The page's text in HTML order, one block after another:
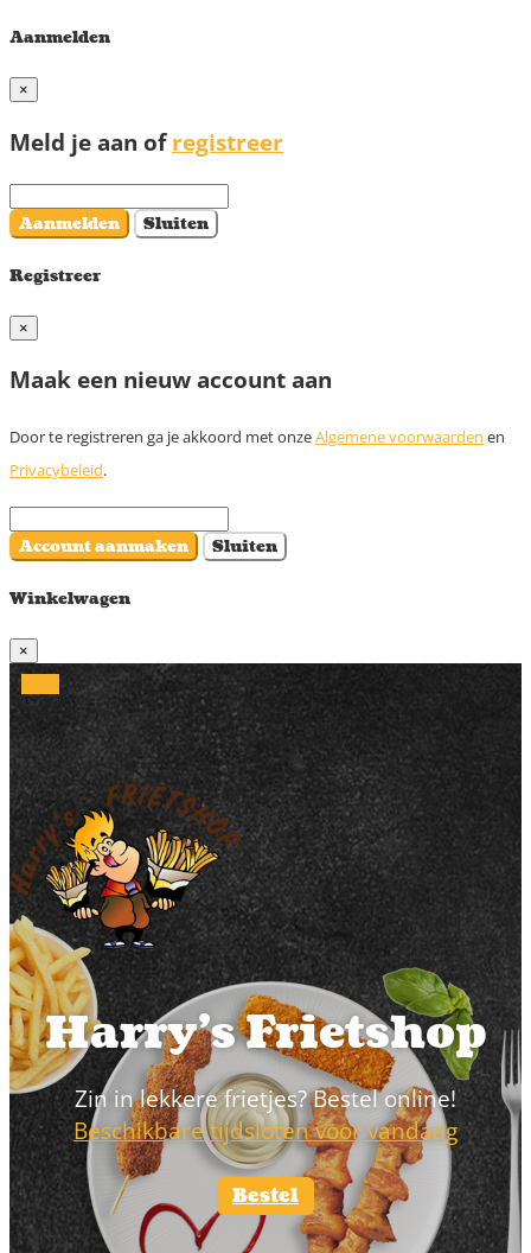
Aanmelden
×
Meld je aan ofregistreer
Aanmelden Sluiten
Registreer
×
Maak een nieuw account aan
Door te registreren ga je akkoord met onzeAlgemene voorwaarden en
Privacybeleid.
Account aanmaken Sluiten
Winkelwagen
×
Harry's Frietshop
Zin in lekkere frietjes? Bestel online!
Beschikbare tijdsloten voor vandaag
Bestel